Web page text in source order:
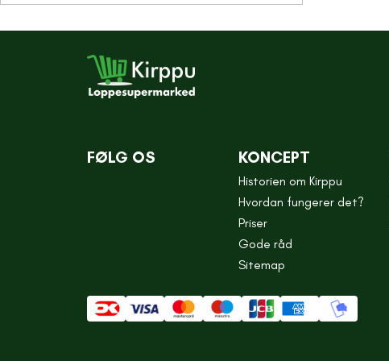
FØLG OS KONCEPT
Historien om Kirppu
Hvordan fungerer det?
Priser
Gode råd
Sitemap